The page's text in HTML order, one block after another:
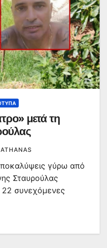
μετά τη
γύρω από
Σταυρούλας
22 συνεχόμενες